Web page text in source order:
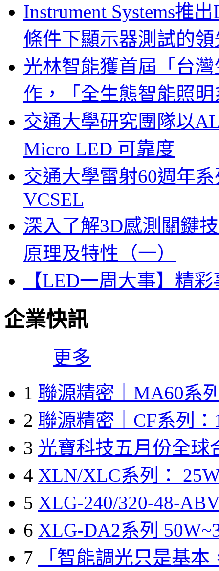
Instrument Systems推
條件下顯示器測試的
光林智能獲首屆「台
作，「全生態智能照
交通大學研究團隊以
Micro LED 可靠度
交通大學雷射60週年
VCSEL
深入了解3D感測關鍵
原理及特性（一）
【LED一周大事】精
企業快訊
更多
1 聯源精密｜MA60系
2 聯源精密｜CF系列：
3 光寶科技五月份全球
4 XLN/XLC系列：
5 XLG-240/320-48-
6 XLG-DA2系列
7
「智能調光只是基本